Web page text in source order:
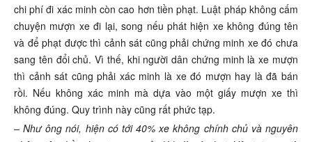
chi phí đi xác minh còn cao hơn tiền phạt. Luật pháp không cấm
chuyện mượn xe đi lại, song nếu phát hiện xe không đúng tên
và để phạt được thì cảnh sát cũng phải chứng minh xe đó chưa
sang tên đổi chủ. Vì thế, khi người dân chứng minh là xe mượn
thì cảnh sát cũng phải xác minh là xe đó mượn hay là đã bán
rồi. Nếu không xác minh mà dựa vào một giấy mượn xe thì
không đúng. Quy trình này cũng rất phức tạp.
– Như ông nói, hiện có tới 40% xe không chính chủ và nguyên